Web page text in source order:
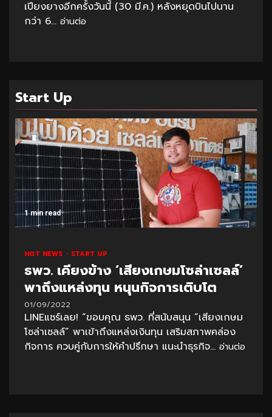
เปียงยางอีกครั้งวันนี้ (30 มี.ค.) หลังหยุดบินไปนาน
กว่า 6... อ่านต่อ
Start Up
1 min read
HOT NEWS START UP
ธพว. เคียงข้าง ‘เสียงเกษมโซล่าเซลล์’
พาถึงแหล่งทุน หนุนกิจการเติบโต
01/09/2022
LINEแชร์เลย! “ขอบคุณ ธพว. ที่สนับสนุน “เสียงเกษม
โซล่าเซลล์” พาเข้าถึงแหล่งเงินทุน เสริมสภาพคล่อง
กิจการ ควบคู่กับการให้คำปรึกษา แนะนำธุรกิจ... อ่านต่อ